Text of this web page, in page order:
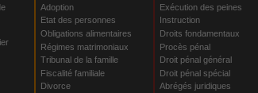
Adoption
Etat des personnes
Obligations alimentaires
Régimes matrimoniaux
Tribunal de la famille
Fiscalité familiale
Divorce
Exécution des peines
Instruction
Droits fondamentaux
Procès pénal
Droit pénal général
Droit pénal spécial
Abrégés juridiques